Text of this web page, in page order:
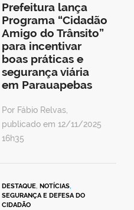
Prefeitura lança
Programa “Cidadão
Amigo do Trânsito”
para incentivar
boas práticas e
segurança viária
em Parauapebas
Por Fábio Relvas,
publicado em 12/11/2025
16h35
DESTAQUE, NOTÍCIAS,
SEGURANÇA E DEFESA DO
CIDADÃO